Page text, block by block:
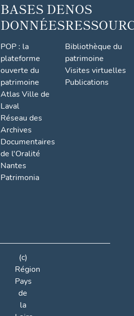
BASES DE
DONNÉES
POP : la
plateforme
ouverte du
patrimoine
Atlas Ville de
Laval
Réseau des
Archives
Documentaires
de l'Oralité
Nantes
Patrimonia
NOS
Bibliothèque du
patrimoine
Visites virtuelles
Publications
(c)
Région
Pays
de
la